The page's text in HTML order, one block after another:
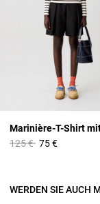
Price reduced from
125 €to75 €
WERDEN SIE AUCH